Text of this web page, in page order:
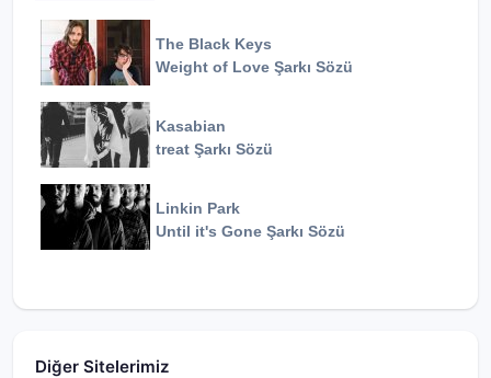
The Black Keys
Weight of Love Şarkı Sözü
Kasabian
treat Şarkı Sözü
Linkin Park
Until it's Gone Şarkı Sözü
Diğer Sitelerimiz